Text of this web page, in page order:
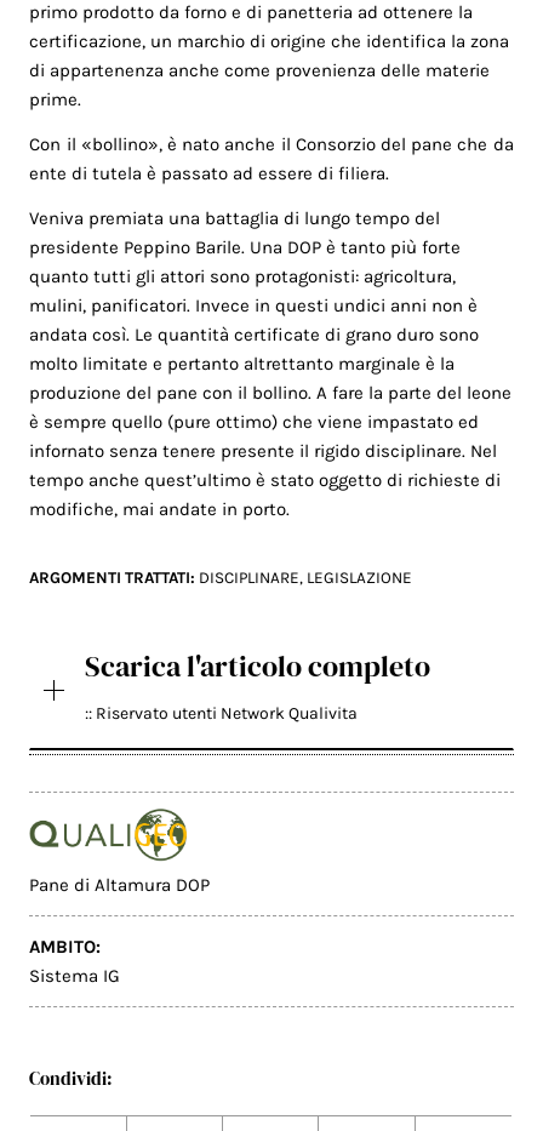
primo prodotto da forno e di panetteria ad ottenere la
certificazione, un marchio di origine che identifica la zona
di appartenenza anche come provenienza delle materie
prime.
Con il «bollino», è nato anche il Consorzio del pane che da
ente di tutela è passato ad essere di filiera.
Veniva premiata una battaglia di lungo tempo del
presidente Peppino Barile. Una DOP è tanto più forte
quanto tutti gli attori sono protagonisti: agricoltura,
mulini, panificatori. Invece in questi undici anni non è
andata così. Le quantità certificate di grano duro sono
molto limitate e pertanto altrettanto marginale è la
produzione del pane con il bollino. A fare la parte del leone
è sempre quello (pure ottimo) che viene impastato ed
infornato senza tenere presente il rigido disciplinare. Nel
tempo anche quest’ultimo è stato oggetto di richieste di
modifiche, mai andate in porto.
ARGOMENTI TRATTATI: DISCIPLINARE, LEGISLAZIONE
Scarica l'articolo completo
:: Riservato utenti Network Qualivita
Pane di Altamura DOP
AMBITO:
Sistema IG
Condividi: